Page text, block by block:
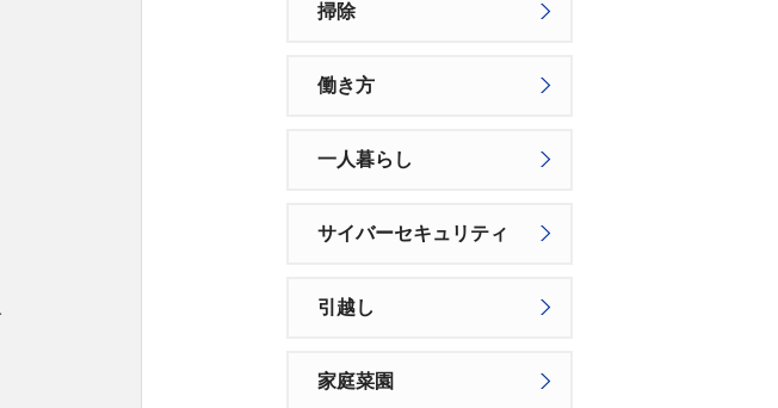
掃除
働き方
一人暮らし
サイバーセキュリティ
引越し
家庭菜園